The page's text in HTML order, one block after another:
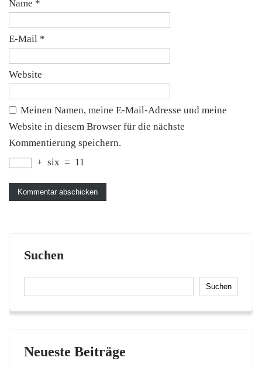
Name *
E-Mail *
Website
Meinen Namen, meine E-Mail-Adresse und meine
Website in diesem Browser für die nächste
Kommentierung speichern.
+ six = 11
Suchen
Suchen
Neueste Beiträge